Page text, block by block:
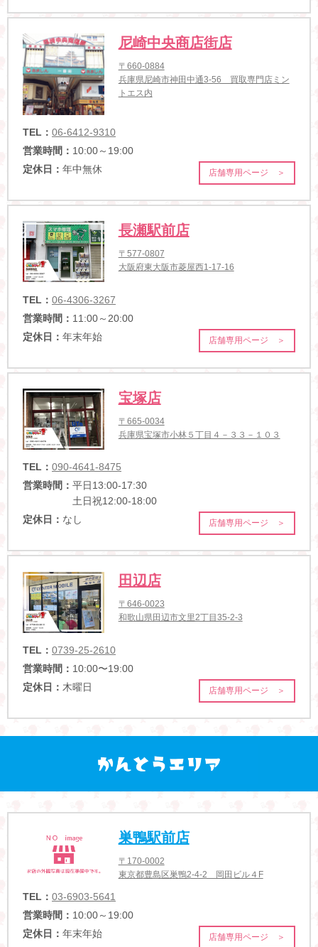
尼崎中央商店街店
〒660-0884
兵庫県尼崎市神田中通3-56 買取専門店ミン
トエス内
TEL： 06-6412-9310
営業時間： 10:00～19:00
定休日： 年中無休 店舗専用ページ ＞
長瀬駅前店
〒577-0807
大阪府東大阪市菱屋西1-17-16
TEL： 06-4306-3267
営業時間： 11:00～20:00
定休日： 年末年始 店舗専用ページ ＞
宝塚店
〒665-0034
兵庫県宝塚市小林５丁目４－３３－１０３
TEL： 090-4641-8475
営業時間： 平日13:00-17:30
土日祝12:00-18:00
定休日： なし 店舗専用ページ ＞
田辺店
〒646-0023
和歌山県田辺市文里2丁目35-2-3
TEL： 0739-25-2610
営業時間： 10:00〜19:00
定休日： 木曜日 店舗専用ページ ＞
巣鴨駅前店
〒170-0002
東京都豊島区巣鴨2-4-2 岡田ビル４F
TEL： 03-6903-5641
営業時間： 10:00～19:00
定休日： 年末年始 店舗専用ページ ＞